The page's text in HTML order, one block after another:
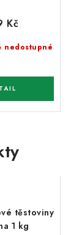
nedostupné
Kč
těstoviny
1 kg